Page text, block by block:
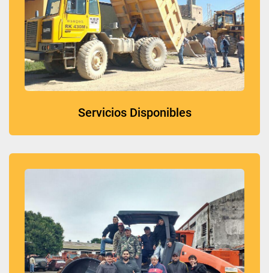
Servicios Disponibles